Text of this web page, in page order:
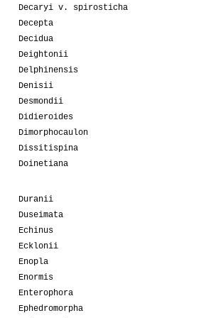
Decaryi v. spirosticha
Decepta
Decidua
Deightonii
Delphinensis
Denisii
Desmondii
Didieroides
Dimorphocaulon
Dissitispina
Doinetiana
Duranii
Duseimata
Echinus
Ecklonii
Enopla
Enormis
Enterophora
Ephedromorpha